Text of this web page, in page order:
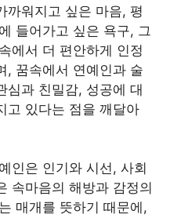
까워지고 싶은 마음, 평
들어가고 싶은 욕구, 그
에서 더 편안하게 인정
, 꿈속에서 연예인과 술
심과 친밀감, 성공에 대
고 있다는 점을 깨달아
인은 인기와 시선, 사회
속마음의 해방과 감정의
매개를 뜻하기 때문에,